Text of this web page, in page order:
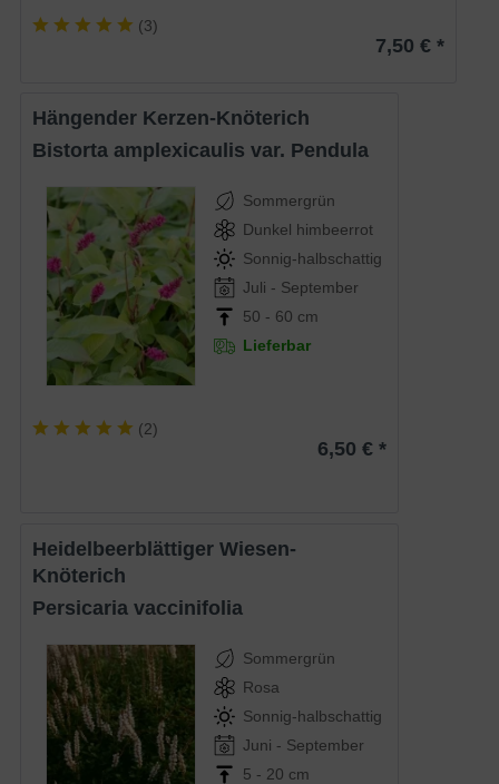
(3)
7,50 € *
Hängender Kerzen-Knöterich
Bistorta amplexicaulis var. Pendula
Sommergrün
Dunkel himbeerrot
Sonnig-halbschattig
Juli - September
50 - 60 cm
Lieferbar
(2)
6,50 € *
Heidelbeerblättiger Wiesen-
Knöterich
Persicaria vaccinifolia
Sommergrün
Rosa
Sonnig-halbschattig
Juni - September
5 - 20 cm